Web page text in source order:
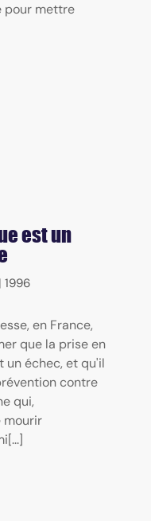
pour mettre
est un
| 1996
en France,
que la prise en
un échec, et qu'il
contre
qui,
mourir